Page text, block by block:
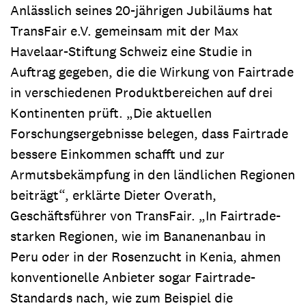
Anlässlich seines 20-jährigen Jubiläums hat
TransFair e.V. gemeinsam mit der Max
Havelaar-Stiftung Schweiz eine Studie in
Auftrag gegeben, die die Wirkung von Fairtrade
in verschiedenen Produktbereichen auf drei
Kontinenten prüft. „Die aktuellen
Forschungsergebnisse belegen, dass Fairtrade
bessere Einkommen schafft und zur
Armutsbekämpfung in den ländlichen Regionen
beiträgt“, erklärte Dieter Overath,
Geschäftsführer von TransFair. „In Fairtrade-
starken Regionen, wie im Bananenanbau in
Peru oder in der Rosenzucht in Kenia, ahmen
konventionelle Anbieter sogar Fairtrade-
Standards nach, wie zum Beispiel die